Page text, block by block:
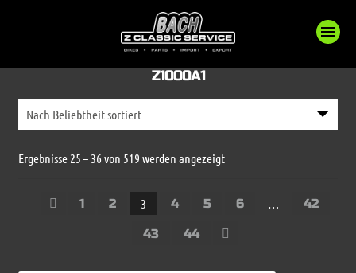
Z1000A1
Ergebnisse 25 – 36 von 519 werden angezeigtNach
1
2 3 4 5 6 …
42
43
44